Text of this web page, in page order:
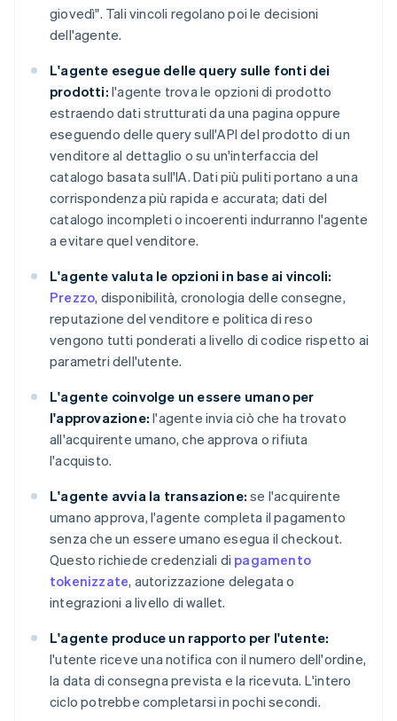
giovedì". Tali vincoli regolano poi le decisioni
dell'agente.
L'agente esegue delle query sulle fonti dei
prodotti: l'agente trova le opzioni di prodotto
estraendo dati strutturati da una pagina oppure
eseguendo delle query sull'API del prodotto di un
venditore al dettaglio o su un'interfaccia del
catalogo basata sull'IA. Dati più puliti portano a una
corrispondenza più rapida e accurata; dati del
catalogo incompleti o incoerenti indurranno l'agente
a evitare quel venditore.
L'agente valuta le opzioni in base ai vincoli:
Prezzo, disponibilità, cronologia delle consegne,
reputazione del venditore e politica di reso
vengono tutti ponderati a livello di codice rispetto ai
parametri dell'utente.
L'agente coinvolge un essere umano per
l'approvazione: l'agente invia ciò che ha trovato
all'acquirente umano, che approva o rifiuta
l'acquisto.
L'agente avvia la transazione: se l'acquirente
umano approva, l'agente completa il pagamento
senza che un essere umano esegua il checkout.
Questo richiede credenziali di pagamento
tokenizzate, autorizzazione delegata o
integrazioni a livello di wallet.
L'agente produce un rapporto per l'utente:
l'utente riceve una notifica con il numero dell'ordine,
la data di consegna prevista e la ricevuta. L'intero
ciclo potrebbe completarsi in pochi secondi.